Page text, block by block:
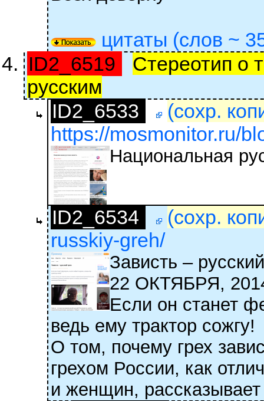
цитаты (слов ~
ID2_6519
Стереотип о
русским
ID2_6533
(сохр.
https://mosmonitor.ru/
Национальная
ID2_6534
(сохр.
russkiy-greh/
Зависть –
22 ОКТЯБРЯ,
Если он станет
ведь ему трактор сожгу!
О том, почему грех
грехом России, как
и женщин,